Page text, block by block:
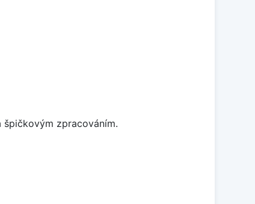
špičkovým zpracováním.